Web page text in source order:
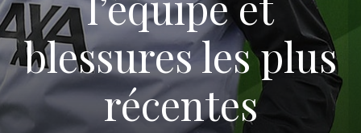
blessures les plus
récentes